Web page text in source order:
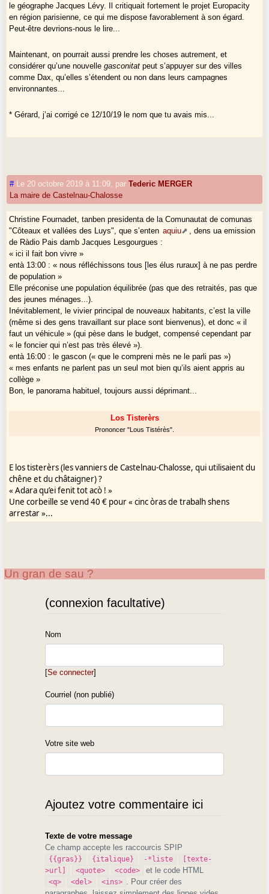
le géographe Jacques Lévy. Il critiquait fortement le projet Europacity
en région parisienne, ce qui me dispose favorablement à son égard.
Peut-être devrions-nous le lire...
Maintenant, on pourrait aussi prendre les choses autrement, et
considérer qu’une nouvellegasconitat peut s’appuyer sur des villes
comme Dax, qu’elles s’étendent ou non dans leurs campagnes
environnantes...
* Gérard, j’ai corrigé ce 12/10/19 le nom que tu avais mis...
# Le 20 octobre 2019 à 11:09 parTederic MERGER
La maire de Castelnau-Chalosse
Christine Fournadet, tanben presidenta de la Comunautat de comunas
"Côteaux et vallées des Luys", que s’enten aquiu
, dens ua emission
de Ràdio Pais damb Jacques Lesgourgues :
« ici il fait bon vivre »
entà 13:00 : « nous réfléchissons tous [les élus ruraux] à ne pas perdre
de population »
Elle préconise une population équilibrée (pas que des retraités, pas que
des jeunes ménages...).
Inévitablement, le vivier principal de nouveaux habitants, c’est la ville
(même si des gens travaillant sur place sont bienvenus), et donc « il
faut un véhicule » (qui pèse dans le budget, compensé cependant par
« le foncier qui n’est pas très élevé »).
entà 16:00 : le gascon (« que le compreni mès ne le parli pas »)
« mes enfants ne parlent pas un seul mot bien qu’ils aient appris au
collège »
Bon, le panorama habituel, toujours aussi déprimant...
Los Tisterèrs
Prononcer "Lous Tistérès".
E los tisterèrs (les vanniers de Castelnau-Chalosse, qui utilisaient du
chêne et du châtaigner) ?
« Adara qu’ei fenit tot acò ! »
Une corbeille se vend 40 € pour « cinc òras de trabalh shens
arrestar »...
Un gran de sau ?
(connexion facultative)
Nom
[Se connecter]
Courriel (non publié)
Votre site web
Ajoutez votre commentaire ici
Texte de votre message
Ce champ accepte les raccourcis SPIP
{{gras}} {italique} -*liste
[texte-
>url]
<quote> <code> et le code HTML
<q> <del> <ins>
. Pour créer des